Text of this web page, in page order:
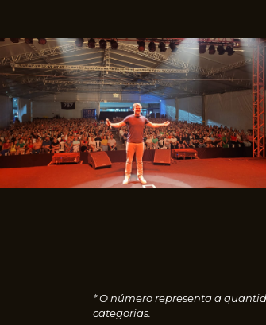
* O número representa a
categorias.